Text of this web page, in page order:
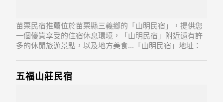
苗栗民宿推薦位於苗栗縣三義鄉的「山明民宿」，提供您
一個優質享受的住宿休息環境，「山明民宿」附近還有許
多的休閒旅遊景點，以及地方美食...「山明民宿」地址：
五福山莊民宿